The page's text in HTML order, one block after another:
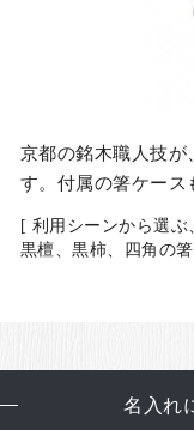
京都の銘木職人技
す。付属の箸ケース
[ 利用シーンから選ぶ
黒檀、黒柿、四角の
名入れ